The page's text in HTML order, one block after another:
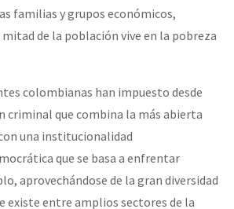
familias y grupos económicos,
de la población vive en la pobreza
colombianas han impuesto desde
criminal que combina la más abierta
una institucionalidad
que se basa a enfrentar
aprovechándose de la gran diversidad
existe entre amplios sectores de la